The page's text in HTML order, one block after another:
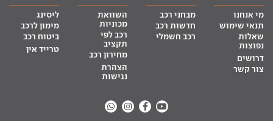
מי אנחנו
תנאי שימוש
שאלות
נפוצות
דרושים
צור קשר
מבחני רכב
חדשות רכב
רכב חשמלי
השוואת
מכוניות
רכב לפי
תקציב
מחירון רכב
הצהרת
נגישות
ליסינג
מימון לרכב
ביטוח רכב
טרייד אין